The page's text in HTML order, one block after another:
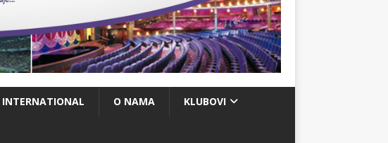
INTERNATIONAL O NAMA KLUBOVI